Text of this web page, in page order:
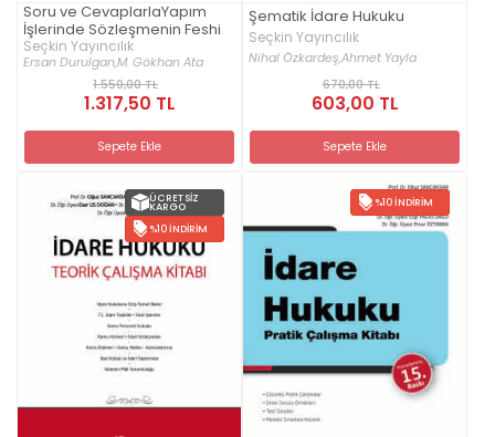
Soru ve CevaplarlaYapım
İşlerinde Sözleşmenin Feshi
Seçkin Yayıncılık
Ersan Durulgan,M. Gökhan Ata
1.550,00 TL
1.317,50 TL
Sepete Ekle
Şematik İdare Hukuku
Seçkin Yayıncılık
Nihal Özkardeş,Ahmet Yayla
670,00 TL
603,00 TL
Sepete Ekle
ÜCRETSIZ
KARGO
%10 İNDIRIM
%10 İNDIRIM